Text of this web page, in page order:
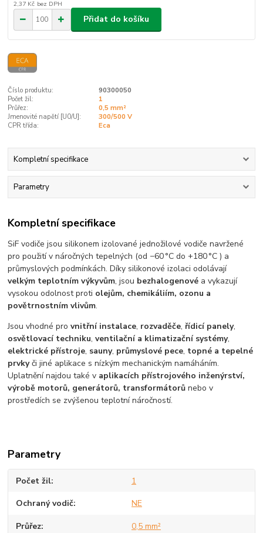
2,37 Kč bez DPH
Přidat do košíku
Číslo produktu:
90300050
Počet žil:
1
Průřez:
0,5 mm²
Jmenovité napětí [U0/U]:
300/500 V
CPR třída:
Eca
Kompletní specifikace
Parametry
Kompletní specifikace
SiF vodiče jsou silikonem izolované jednožilové vodiče navržené
pro použití v náročných tepelných (od −60 °C do +180 °C ) a
průmyslových podmínkách. Díky silikonové izolaci odolávají
velkým teplotním výkyvům, jsou bezhalogenové a vykazují
vysokou odolnost proti olejům, chemikáliím, ozonu a
povětrnostním vlivům.
Jsou vhodné provnitřní instalace, rozvaděče, řídicí panely,
osvětlovací techniku,ventilační a klimatizační systémy,
elektrické přístroje, sauny, průmyslové pece, topné a tepelné
prvkyči jiné aplikace s nízkým mechanickým namáháním.
Uplatnění najdou také v aplikacích přístrojového inženýrství,
výrobě motorů, generátorů, transformátorů nebo v
prostředích se zvýšenou teplotní náročností.
Parametry
Počet žil 1
Ochraný vodič NE
Průřez 0,5 mm²